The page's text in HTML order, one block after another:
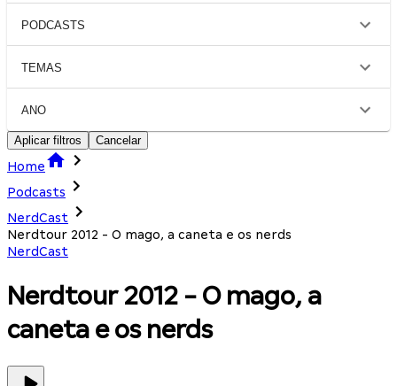
PODCASTS
TEMAS
ANO
Aplicar filtros Cancelar
Home
Podcasts
NerdCast
Nerdtour 2012 - O mago, a caneta e os nerds
NerdCast
Nerdtour 2012 - O mago, a
caneta e os nerds